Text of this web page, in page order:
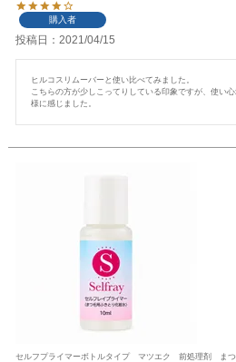
購入者
投稿日 2021/04/15
ヒルコスリムーバーと使い比べてみました。
こちらの方が少しこってりしている印象ですが、使い
様に感じました。
セルフプライマーボトルタイプ マツエク 前処理剤 まつ